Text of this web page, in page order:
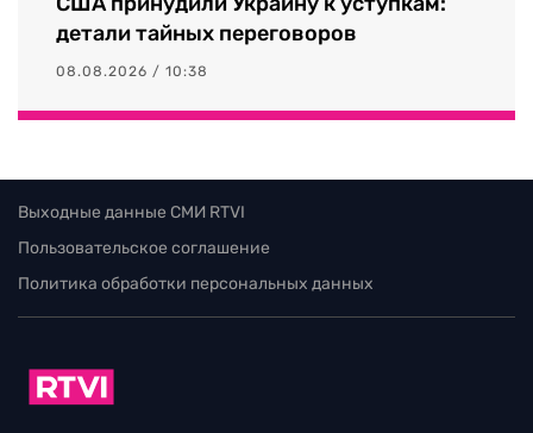
детали тайных переговоров
08.08.2026 / 10:38
Выходные данные СМИ RTVI
Пользовательское соглашение
Политика обработки персональных данных